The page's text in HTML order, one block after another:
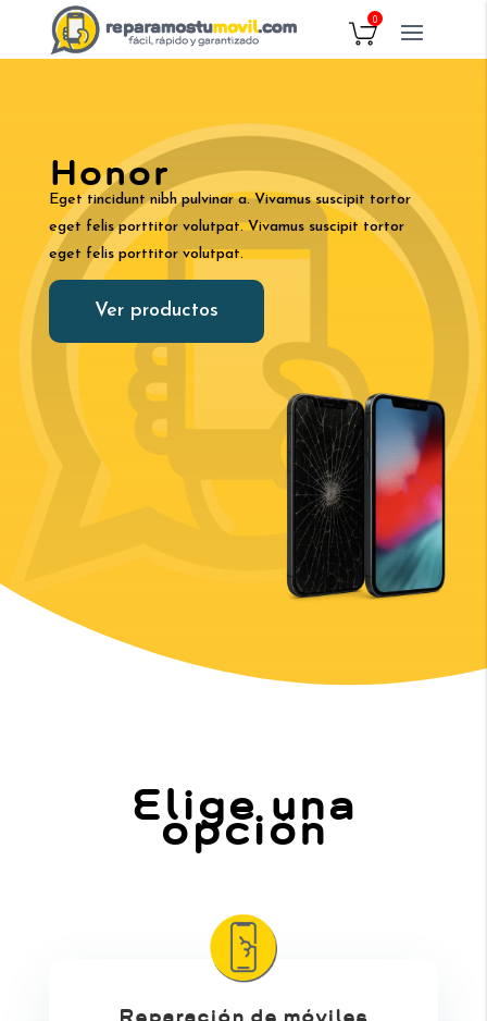
0
Honor
Eget tincidunt nibh pulvinar a. Vivamus suscipit tortor
eget felis porttitor volutpat. Vivamus suscipit tortor
eget felis porttitor volutpat.
Ver productos
Elige una
opción
Reparación de móviles